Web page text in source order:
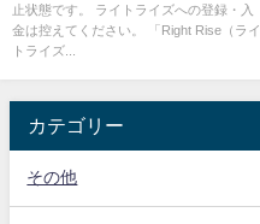
止状態です。 ライトライズへの登録・入
金は控えてください。 「Right Rise（ライ
トライズ...
カテゴリー
その他